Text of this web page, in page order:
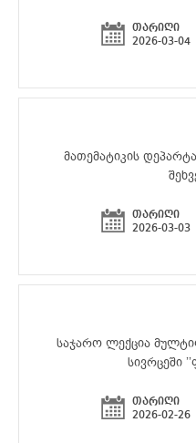
თარიღი
2026-03-04
მათემატიკის
თარიღი
2026-03-03
საჯარო ლექცია
სივრცეში
თარიღი
2026-02-26